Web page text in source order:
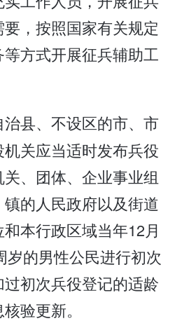
，按照国家有关规定
方式开展征兵辅助工
县、不设区的市、市
关应当适时发布兵役
、团体、企业事业组
的人民政府以及街道
本行政区域当年12月
岁的男性公民进行初次
初次兵役登记的适龄
验更新。